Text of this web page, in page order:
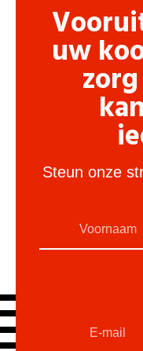
uw
Steun onze